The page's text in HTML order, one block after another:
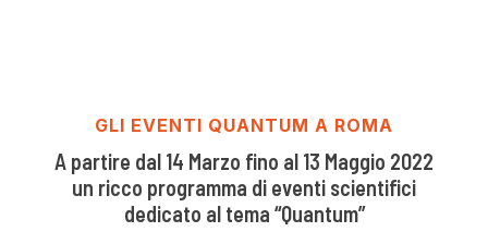
GLI EVENTI QUANTUM A ROMA
A partire dal 14 Marzo fino al 13 Maggio 2022
un ricco programma di eventi scientifici
dedicato al tema “Quantum”